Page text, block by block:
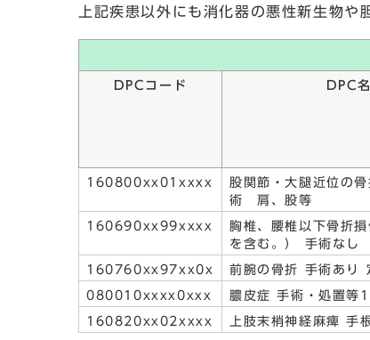
上記疾患以外にも消化器の悪性新生物
DPCコード DPC
160800xx01xxxx
股関節・大腿近位の
術 肩、股等
160690xx99xxxx
胸椎、腰椎以下骨折
を含む。） 手術なし
160760xx97xx0x 前腕の骨折 手術あり
080010xxxx0xxx 膿皮症 手術・処置等1
160820xx02xxxx 上肢末梢神経麻痺 手